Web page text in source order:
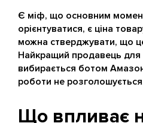
Є міф, що основним
орієнтуватися, є ціна
можна стверджувати, що
Найкращий продавець для
вибирається ботом
роботи не
Що впливає